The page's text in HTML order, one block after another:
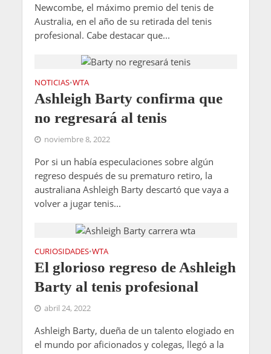
Newcombe, el máximo premio del tenis de
Australia, en el año de su retirada del tenis
profesional. Cabe destacar que...
NOTICIAS•WTA
Ashleigh Barty confirma que
no regresará al tenis
noviembre 8, 2022
Por si un había especulaciones sobre algún
regreso después de su prematuro retiro, la
australiana Ashleigh Barty descartó que vaya a
volver a jugar tenis...
CURIOSIDADES•WTA
El glorioso regreso de Ashleigh
Barty al tenis profesional
abril 24, 2022
Ashleigh Barty, dueña de un talento elogiado en
el mundo por aficionados y colegas, llegó a la